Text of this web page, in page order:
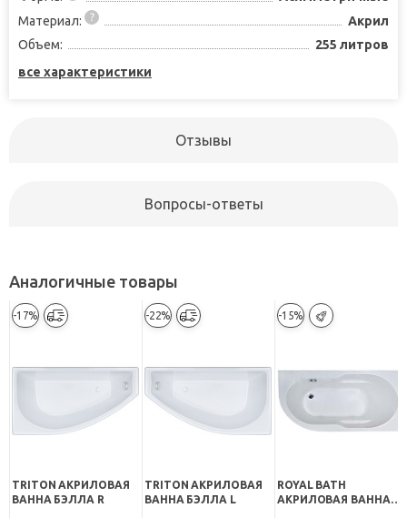
Материал:
Акрил
Объем:
255 литров
все характеристики
Отзывы
Вопросы-ответы
Аналогичные товары
-17%
TRITON АКРИЛОВАЯ
ВАННА БЭЛЛА R
-22%
TRITON АКРИЛОВАЯ
ВАННА БЭЛЛА L
-15%
ROYAL BATH
АКРИЛОВАЯ ВАННА